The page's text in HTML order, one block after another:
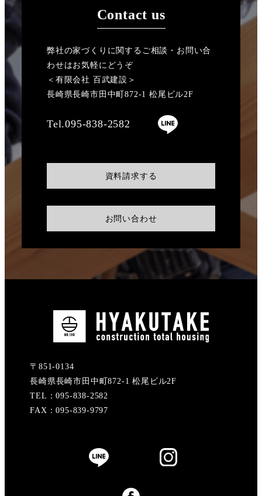
Contact us
弊社の家づくりに関するご相談・お問い合
わせはお気軽にどうぞ
＜有限会社 百武建設＞
長崎県長崎市田中町872-1 松尾ビル2F
Tel.095-838-2582
資料請求する
お問い合わせ
〒851-0134
長崎県長崎市田中町872-1 松尾ビル2F
TEL：095-838-2582
FAX：095-839-9797